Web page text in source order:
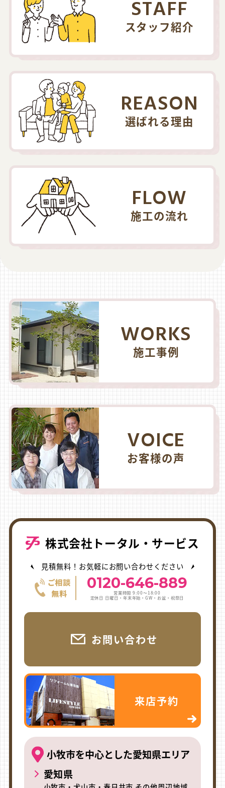
STAFF
スタッフ紹介
REASON
選ばれる理由
FLOW
施工の流れ
WORKS
施工事例
VOICE
お客様の声
株式会社トータル・サービス
見積無料！お気軽にお問い合わせください
0120-646-889
営業時間 9:00〜18:00
定休日 日曜日・年末年始・GW・お盆・祝祭日
お問い合わせ
来店予約
小牧市を中心とした愛知県エリア
愛知県